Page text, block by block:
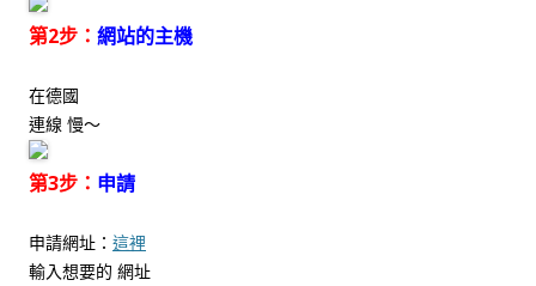
第2步： 網站的主機
在德國
連線 慢～
第3步： 申請
申請網址： 這裡
輸入想要的 網址